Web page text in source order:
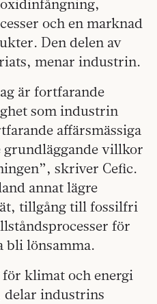
och en marknad
Den delen av
menar industrin.
är fortfarande
som industrin
affärsmässiga
villkor
skriver Cefic.
annat lägre
tillgång till fossilfri
för
bli lönsamma.
klimat och energi
delar industrins